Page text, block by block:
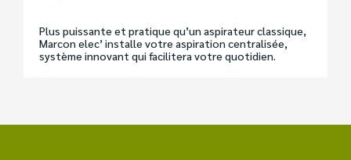
Plus puissante et pratique qu’un aspirateur classique,
Marcon elec’ installe votre aspiration centralisée,
système innovant qui facilitera votre quotidien.